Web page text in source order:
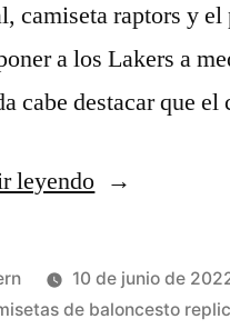
camiseta raptors y
a los Lakers a
cabe destacar que
leyendo«Últimas
De
Deportes
10 de junio de
de baloncesto